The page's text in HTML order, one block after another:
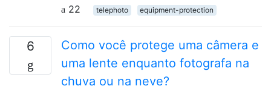
22
telephoto equipment-protection
6
Como você protege uma câmera e
uma lente enquanto fotografa na
chuva ou na neve?